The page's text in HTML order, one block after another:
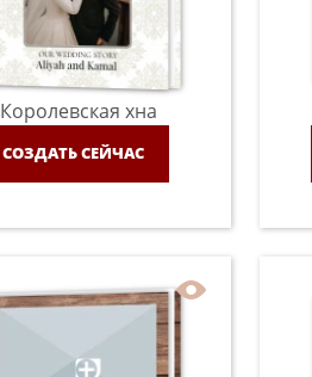
Королевская хна
СОЗДАТЬ СЕЙЧАС